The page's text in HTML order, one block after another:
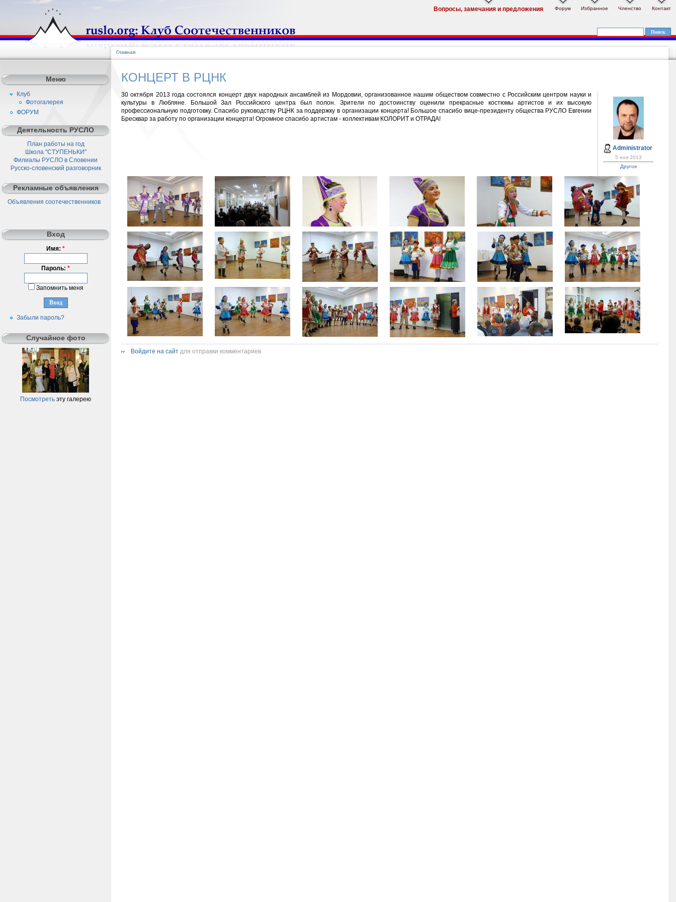
Вопросы, замечания и предложения Форум Избранное Членство Контакт
Главная
КОНЦЕРТ В РЦНК
Administrator
5 ноя 2013
Другое
30 октября 2013 года состоялся концерт двух народных ансамблей из Мордовии, организованное нашим обществом совместно с Российским центром науки и
культуры в Любляне. Большой Зал Российского центра был полон. Зрители по достоинству оценили прекрасные костюмы артистов и их высокую
профессиональную подготовку. Спасибо руководству РЦНК за поддержку в организации концерта! Большое спасибо вице-президенту общества РУСЛО Евгении
Бресквар за работу по организации концерта! Огромное спасибо артистам - коллективам КОЛОРИТ и ОТРАДА!
Войдите на сайт для отправки комментариев
Меню
Клуб
Фотогалерея
ФОРУМ
Деятельность РУСЛО
План работы на год
Школа "СТУПЕНЬКИ"
Филиалы РУСЛО в Словении
Русско-словенский разговорник
Рекламные объявления
Объявления соотечественников
Вход
Имя: *
Пароль: *
Запомнить меня
Забыли пароль?
Случайное фото
Посмотреть эту галерею